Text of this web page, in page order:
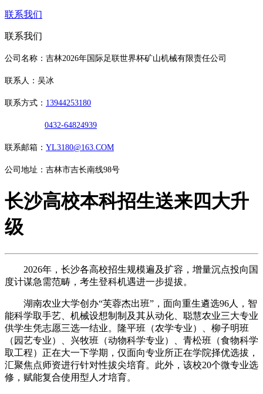
联系我们
联系我们
公司名称：吉林2026年国际足联世界杯矿山机械有限责任公司
联系人：吴冰
联系方式： 13944253180
0432-64824939
联系邮箱： YL3180@163.COM
公司地址：吉林市吉长南线98号
长沙高校本科招生送来四大升
级
2026年，长沙各高校招生规模遍及扩容，增量沉点投向国
度计谋急需范畴，考生登科机遇进一步提拔。
湖南农业大学创办“芙蓉杰出班”，面向重生遴选96人，智
能科学取手艺、机械设想制制及其从动化、聪慧农业三大专业
供学生凭志愿三选一结业。隆平班（农学专业）、柳子明班
（园艺专业）、兴牧班（动物科学专业）、青松班（食物科学
取工程）正在大一下学期，仅面向专业所正在学院择优选拔，
汇聚焦点师资进行针对性拔尖培育。此外，该校20个微专业选
修，赋能复合使用型人才培育。